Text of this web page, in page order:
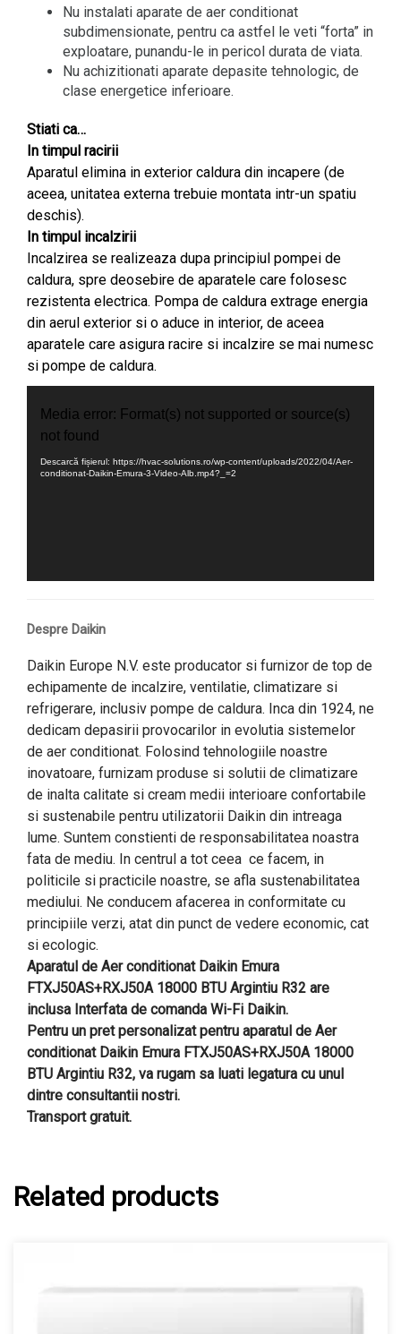
Nu instalati aparate de aer conditionat
subdimensionate, pentru ca astfel le veti “forta” in
exploatare, punandu-le in pericol durata de viata.
Nu achizitionati aparate depasite tehnologic, de
clase energetice inferioare.
Stiati ca…
In timpul racirii
Aparatul elimina in exterior caldura din incapere (de
aceea, unitatea externa trebuie montata intr-un spatiu
deschis).
In timpul incalzirii
Incalzirea se realizeaza dupa principiul pompei de
caldura, spre deosebire de aparatele care folosesc
rezistenta electrica. Pompa de caldura extrage energia
din aerul exterior si o aduce in interior, de aceea
aparatele care asigura racire si incalzire se mai numesc
si pompe de caldura.
video
Media error: Format(s) not supported or source(s)
not found
Descarcă fișierul: https://hvac-solutions.ro/wp-content/uploads/2022/04/Aer-
conditionat-Daikin-Emura-3-Video-Alb.mp4?_=2
Despre Daikin
​Daikin Europe N.V. este producator si furnizor de top de
echipamente de incalzire, ventilatie, climatizare si
refrigerare, inclusiv pompe de caldura. Inca din 1924, ne
dedicam depasirii provocarilor in evolutia sistemelor
de aer conditionat. Folosind tehnologiile noastre
inovatoare, furnizam produse si solutii de climatizare
de inalta calitate si cream medii interioare confortabile
si sustenabile pentru utilizatorii Daikin din intreaga
lume. Suntem constienti de responsabilitatea noastra
fata de mediu. In centrul a tot ceea ce facem, in
politicile si practicile noastre, se afla sustenabilitatea
mediului. Ne conducem afacerea in conformitate cu
principiile verzi, atat din punct de vedere economic, cat
si ecologic.
Aparatul de Aer conditionat Daikin Emura
FTXJ50AS+RXJ50A 18000 BTU Argintiu R32 are
inclusa Interfata de comanda Wi-Fi Daikin.
Pentru un pret personalizat pentru aparatul de Aer
conditionat Daikin Emura FTXJ50AS+RXJ50A 18000
BTU Argintiu R32, va rugam sa luati legatura cu unul
dintre consultantii nostri.
Transport gratuit.
Related products